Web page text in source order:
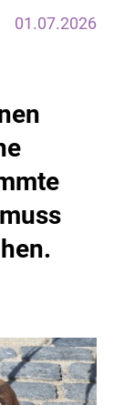
01.07.2026